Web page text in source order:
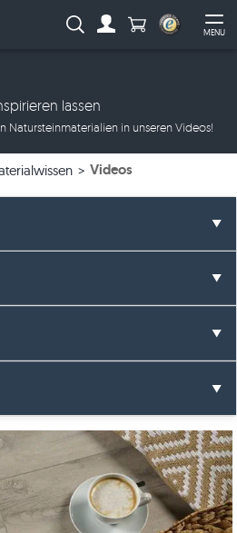
MENU
Suche: Anzahl
lassen
Natursteinmaterialien in unseren Videos!
Videos